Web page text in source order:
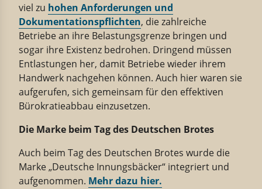
viel zu hohen Anforderungen und
Dokumentationspflichten, die zahlreiche
Betriebe an ihre Belastungsgrenze bringen und
sogar ihre Existenz bedrohen. Dringend müssen
Entlastungen her, damit Betriebe wieder ihrem
Handwerk nachgehen können. Auch hier waren sie
aufgerufen, sich gemeinsam für den effektiven
Bürokratieabbau einzusetzen.
Die Marke beim Tag des Deutschen Brotes
Auch beim Tag des Deutschen Brotes wurde die
Marke „Deutsche Innungsbäcker“ integriert und
aufgenommen. Mehr dazu hier.